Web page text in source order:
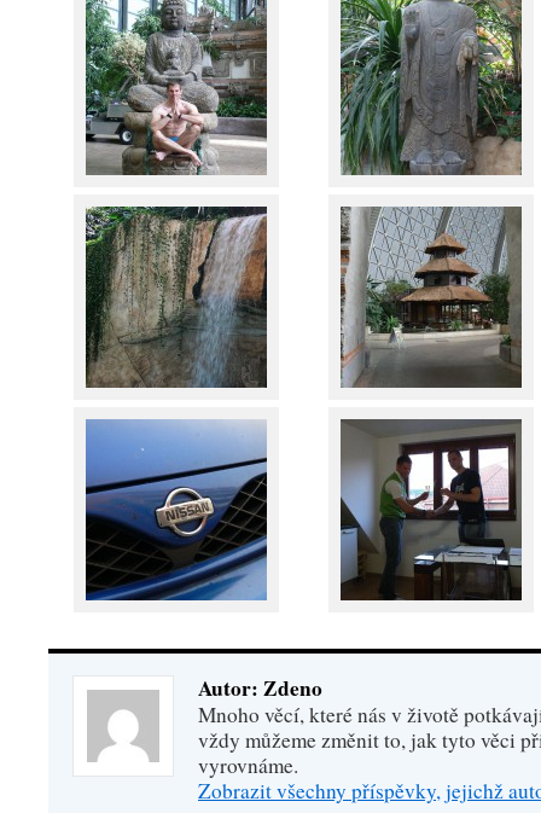
Autor: Zdeno
Mnoho věcí, které nás v životě
vždy můžeme změnit to, jak tyto věci
vyrovnáme.
Zobrazit všechny příspěvky, jejichž